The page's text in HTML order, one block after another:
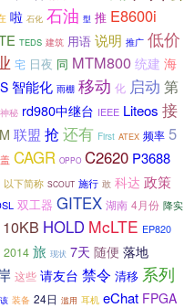
啦 石化 石油 型 推 E8600i
TEDS 建筑 用语 说明 推广 低价
宅 日夜 同 MTM800 统建 海
智能化 雨棚 移动 化 启动 第
神秘 rd980中继台 IEEE Liteos 接
联盟 抢还有 First ATEX 频率 5
CAGR OPPO C2620 P3688
以下简称 SCOUT 施行 敢 科达 政策
双工器 GITEX 湖南 4月份 降实
10KB HOLD McLTE EP820
2014 旅 现状 7天 随便 落地
这些 请友台 禁令 清移 系列
该 装备 24日 滥用 耳机 eChat FPGA